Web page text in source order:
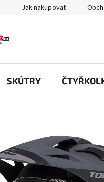
Jak nakupovat
SKÚTRY